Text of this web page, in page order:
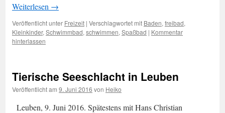
Weiterlesen →
Veröffentlicht unter Freizeit | Verschlagwortet mit Baden, freibad,
Kleinkinder, Schwimmbad, schwimmen, Spaßbad | Kommentar
hinterlassen
Tierische Seeschlacht in Leuben
Veröffentlicht am 9. Juni 2016 von Heiko
Leuben, 9. Juni 2016. Spätestens mit Hans Christian